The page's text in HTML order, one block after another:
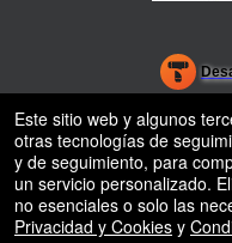
Software de venta de
Este sitio web y algunos
otras tecnologías de
y de seguimiento, para
un servicio personalizado.
no esenciales o solo las
Privacidad y Cookies y